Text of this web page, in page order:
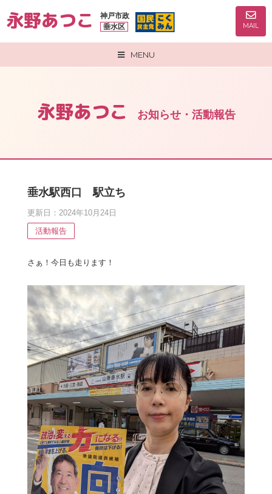
永野あつこ
神戸市政
垂水区
MAIL
MENU
永野あつこ お知らせ・活動報告
垂水駅西口 駅立ち
更新日：2024年10月24日
活動報告
さぁ！今日も走ります！